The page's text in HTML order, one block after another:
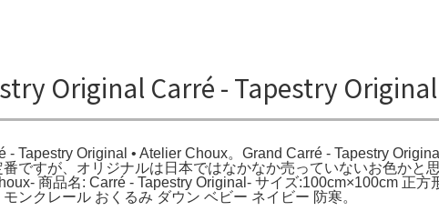
Original Carré - Tapestry
- Tapestry Original • Atelier Choux。Grand Carré - Tapestry
ですが、オリジナルは日本ではなかなか売っていないお色かと
商品名: Carré - Tapestry Original- サイズ:100cm×100cm 正
ンクレール おくるみ ダウン ベビー ネイビー 防寒。